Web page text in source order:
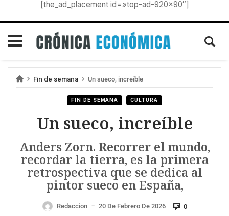
[the_ad_placement id=»top-ad-920×90″]
Fin de semana Un sueco, increíble
FIN DE SEMANA CULTURA
Un sueco, increíble
Anders Zorn. Recorrer el mundo,
recordar la tierra, es la primera
retrospectiva que se dedica al
pintor sueco en España,
Redaccion — 20 De Febrero De 2026 0